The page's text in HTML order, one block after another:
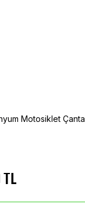
Motosiklet